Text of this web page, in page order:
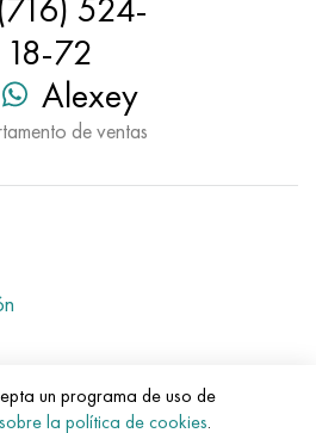
524-
18-72
Alexey
de ventas
un programa de uso de
la política de cookies.